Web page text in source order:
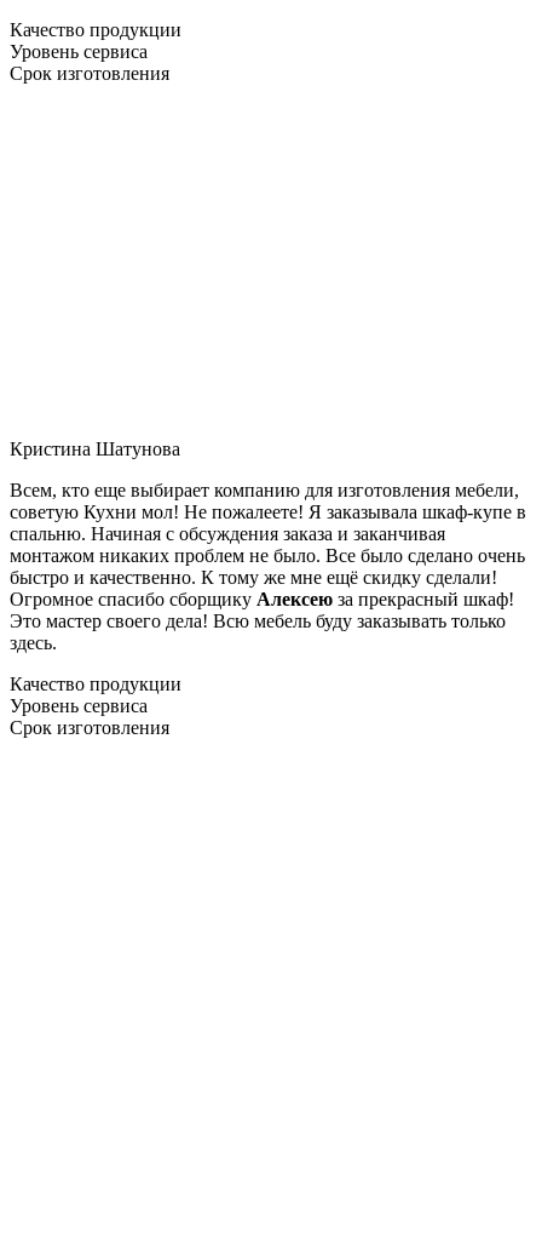
Качество продукции
Уровень сервиса
Срок изготовления
Кристина Шатунова
Всем, кто еще выбирает компанию для изготовления мебели,
советую Кухни мол! Не пожалеете! Я заказывала шкаф-купе в
спальню. Начиная с обсуждения заказа и заканчивая
монтажом никаких проблем не было. Все было сделано очень
быстро и качественно. К тому же мне ещё скидку сделали!
Огромное спасибо сборщику Алексею за прекрасный шкаф!
Это мастер своего дела! Всю мебель буду заказывать только
здесь.
Качество продукции
Уровень сервиса
Срок изготовления